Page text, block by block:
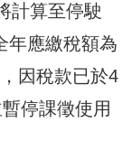
計算至停駛
年應繳稅額為
因稅款已於4
停課徵使用